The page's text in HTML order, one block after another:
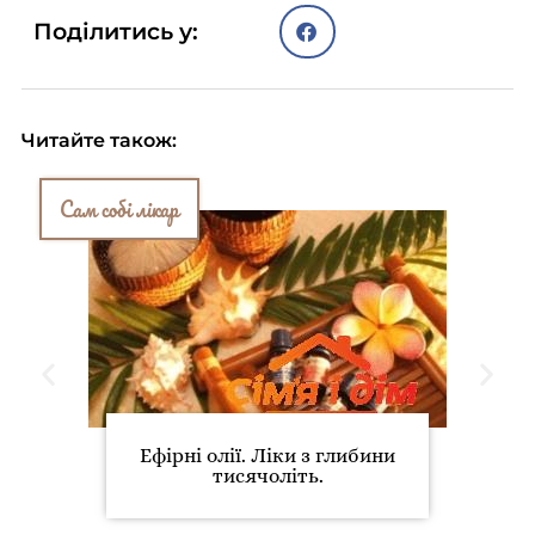
Поділитись у:
Читайте також:
Сам собі лікар
Ефірні олії. Ліки з глибини
тисячоліть.